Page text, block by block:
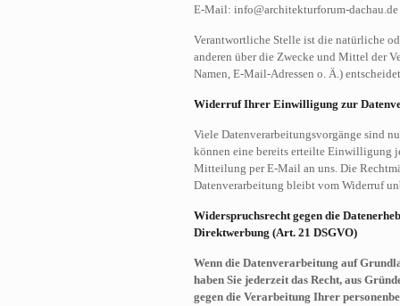
E-Mail: info@architekturforum-dachau.de
Verantwortliche Stelle ist die natürliche
anderen über die Zwecke und Mittel der
Namen, E-Mail-Adressen o. Ä.)
Widerruf Ihrer Einwilligung zur
Viele Datenverarbeitungsvorgänge sind
können eine bereits erteilte Einwilligung
Mitteilung per E-Mail an uns. Die
Datenverarbeitung bleibt vom Widerruf
Widerspruchsrecht gegen die
Direktwerbung (Art. 21 DSGVO)
Wenn die Datenverarbeitung auf
haben Sie jederzeit das Recht, aus
gegen die Verarbeitung Ihrer